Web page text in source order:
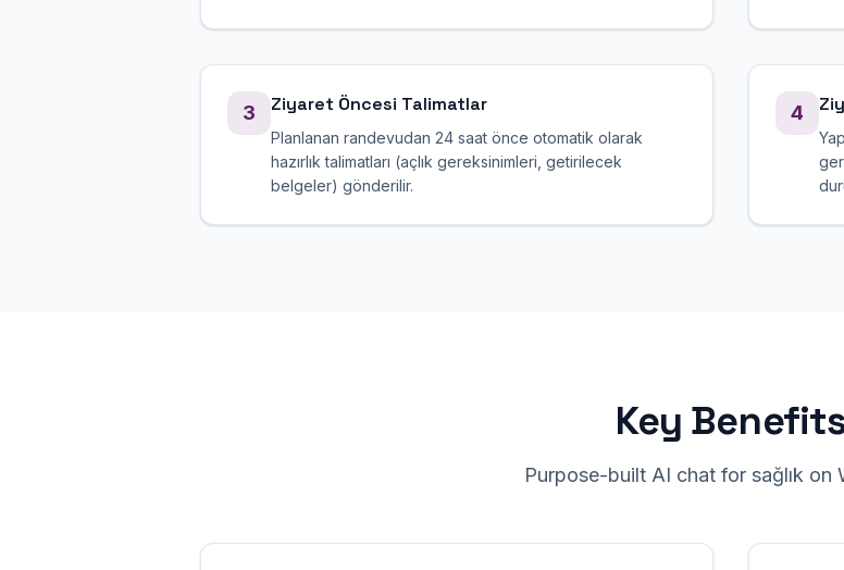
3 Ziyaret Öncesi Talimatlar
Planlanan randevudan 24 saat önce otomatik olarak
hazırlık talimatları (açlık gereksinimleri, getirilecek
belgeler) gönderilir.
4
Key
Purpose-built AI chat for sağlık on